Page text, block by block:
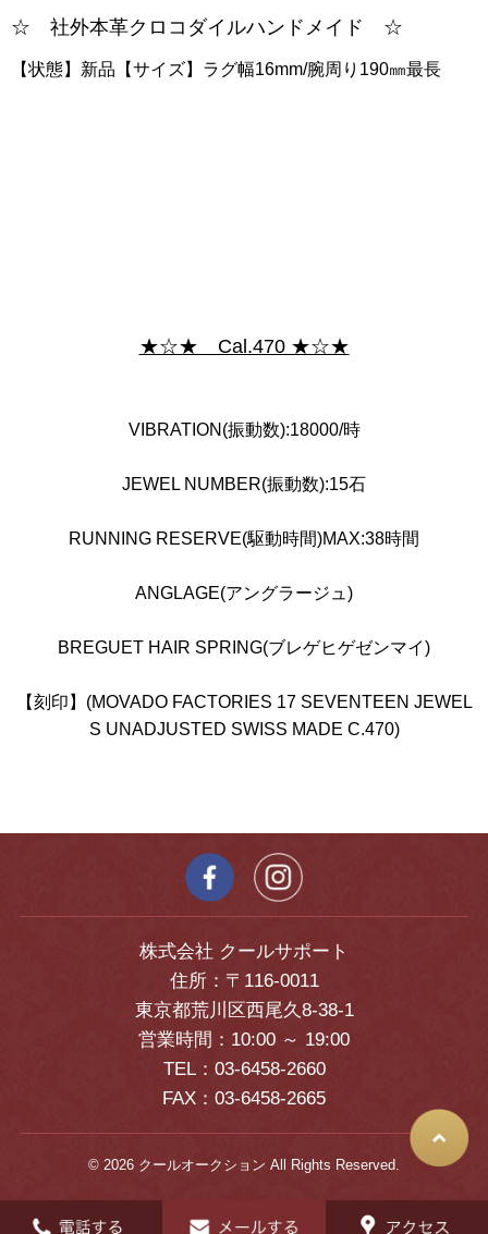
☆ 社外本革クロコダイルハンドメイド ☆
【状態】新品【サイズ】ラグ幅16mm/腕周り190㎜最長
★☆★ Cal.470 ★☆★
VIBRATION(振動数):18000/時
JEWEL NUMBER(振動数):15石
RUNNING RESERVE(駆動時間)MAX:38時間
ANGLAGE(アングラージュ)
BREGUET HAIR SPRING(ブレゲヒゲゼンマイ)
【刻印】(MOVADO FACTORIES 17 SEVENTEEN JEWEL
S UNADJUSTED SWISS MADE C.470)
株式会社 クールサポート
住所：〒116-0011
東京都荒川区西尾久8-38-1
営業時間：10:00 ～ 19:00
TEL：03-6458-2660
FAX：03-6458-2665
© 2026 クールオークション All Rights Reserved.